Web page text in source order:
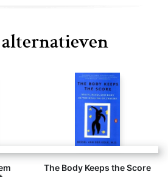
alternatieven
The Body Keeps the Score